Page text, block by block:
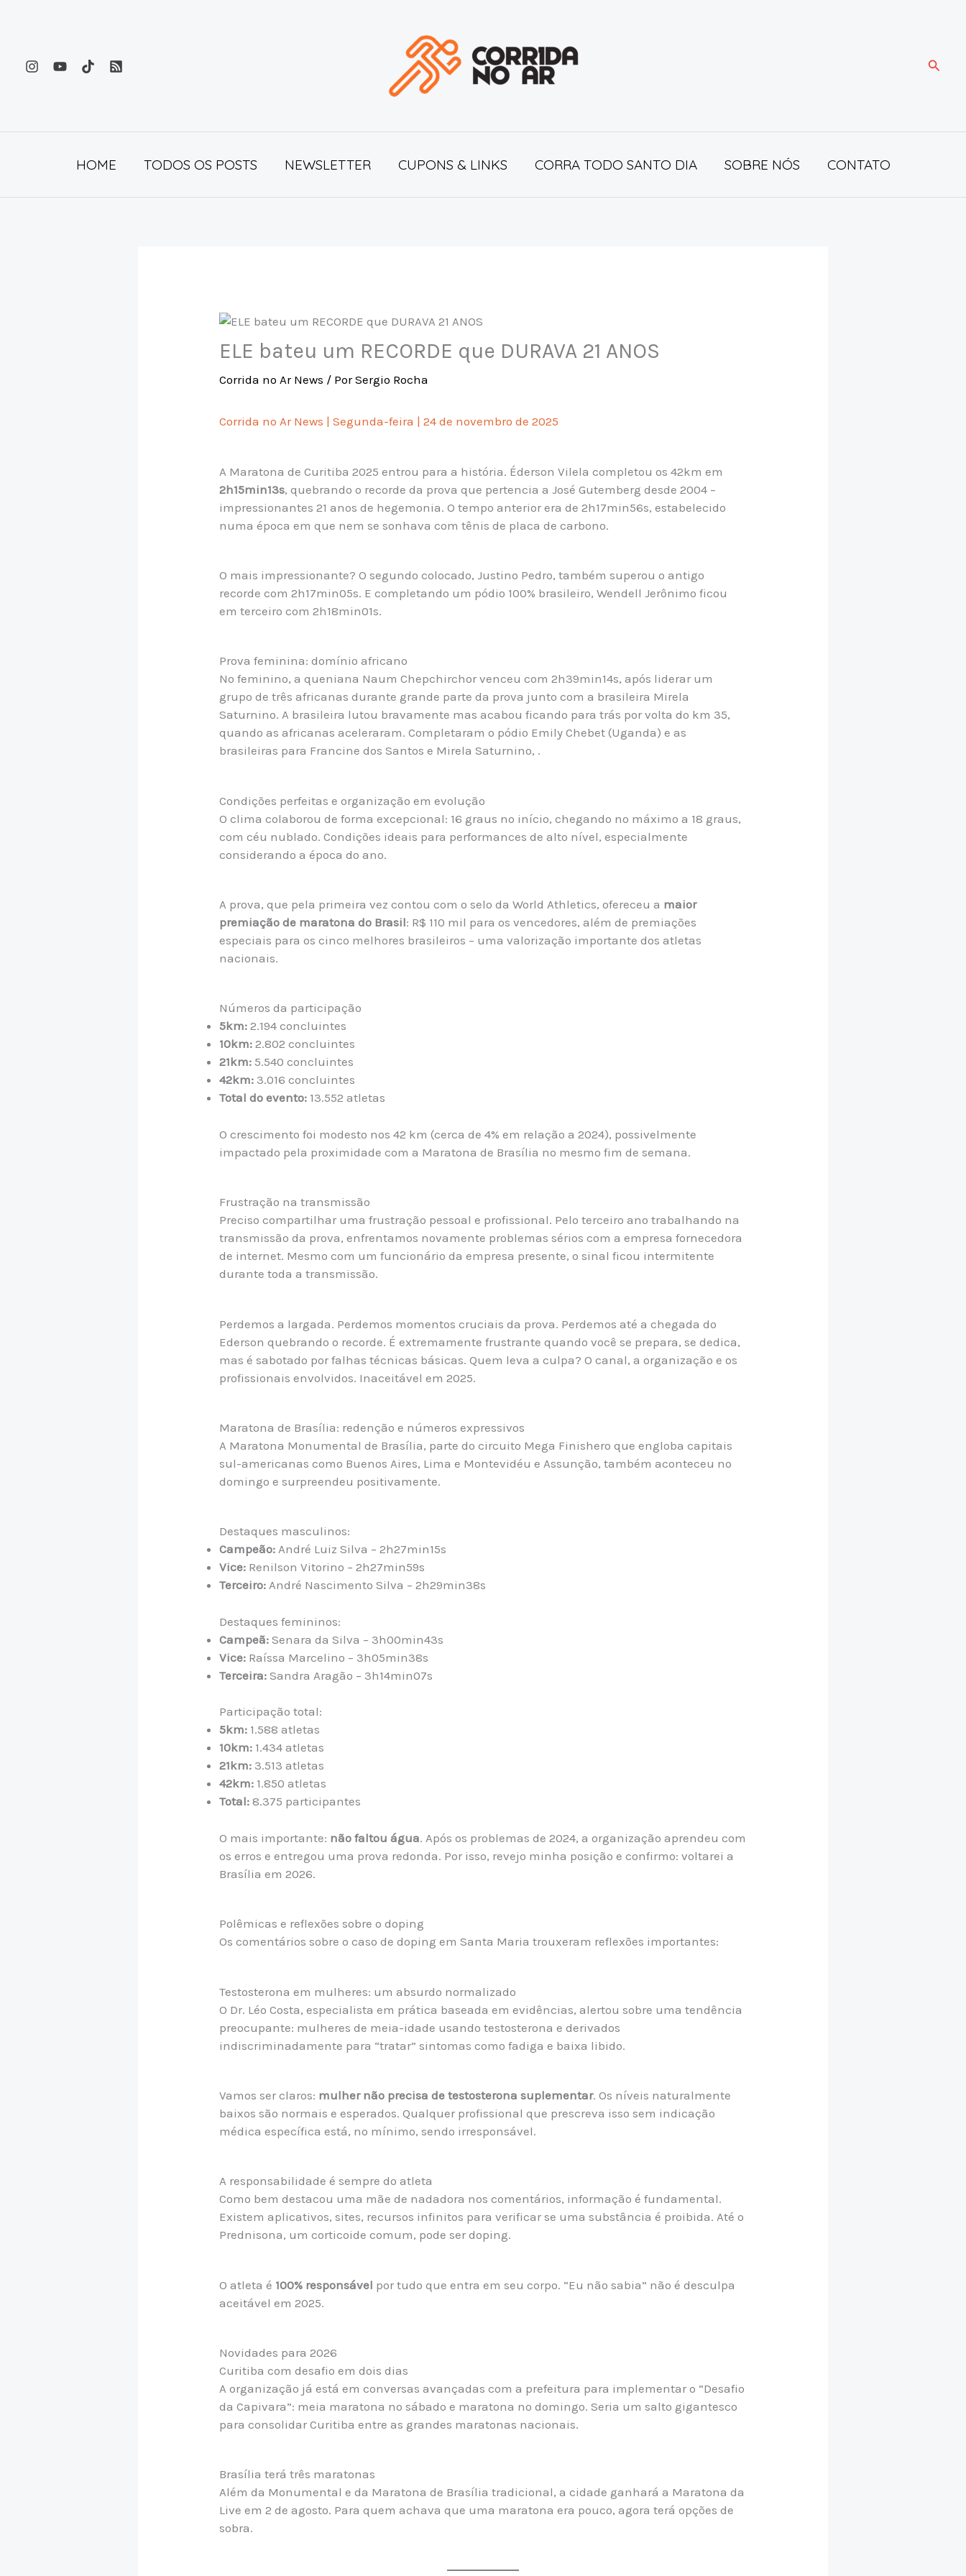
conteúdo
HOME TODOS OS POSTS NEWSLETTER CUPONS & LINKS CORRA TODO SANTO DIA SOBRE NÓS CONTATO
ELE bateu um RECORDE que DURAVA 21 ANOS
Corrida no Ar News / PorSergio Rocha
Corrida no Ar News | Segunda-feira | 24 de novembro de 2025
A Maratona de Curitiba 2025 entrou para a história. Éderson Vilela completou os 42km em
2h15min13s, quebrando o recorde da prova que pertencia a José Gutemberg desde 2004 –
impressionantes 21 anos de hegemonia. O tempo anterior era de 2h17min56s, estabelecido
numa época em que nem se sonhava com tênis de placa de carbono.
O mais impressionante? O segundo colocado, Justino Pedro, também superou o antigo
recorde com 2h17min05s. E completando um pódio 100% brasileiro, Wendell Jerônimo ficou
em terceiro com 2h18min01s.
Prova feminina: domínio africano
No feminino, a queniana Naum Chepchirchor venceu com 2h39min14s, após liderar um
grupo de três africanas durante grande parte da prova junto com a brasileira Mirela
Saturnino. A brasileira lutou bravamente mas acabou ficando para trás por volta do km 35,
quando as africanas aceleraram. Completaram o pódio Emily Chebet (Uganda) e as
brasileiras para Francine dos Santos e Mirela Saturnino, .
Condições perfeitas e organização em evolução
O clima colaborou de forma excepcional: 16 graus no início, chegando no máximo a 18 graus,
com céu nublado. Condições ideais para performances de alto nível, especialmente
considerando a época do ano.
A prova, que pela primeira vez contou com o selo da World Athletics, ofereceu a maior
premiação de maratona do Brasil: R$ 110 mil para os vencedores, além de premiações
especiais para os cinco melhores brasileiros – uma valorização importante dos atletas
nacionais.
Números da participação
5km: 2.194 concluintes
10km: 2.802 concluintes
21km: 5.540 concluintes
42km: 3.016 concluintes
Total do evento: 13.552 atletas
O crescimento foi modesto nos 42 km (cerca de 4% em relação a 2024), possivelmente
impactado pela proximidade com a Maratona de Brasília no mesmo fim de semana.
Frustração na transmissão
Preciso compartilhar uma frustração pessoal e profissional. Pelo terceiro ano trabalhando na
transmissão da prova, enfrentamos novamente problemas sérios com a empresa fornecedora
de internet. Mesmo com um funcionário da empresa presente, o sinal ficou intermitente
durante toda a transmissão.
Perdemos a largada. Perdemos momentos cruciais da prova. Perdemos até a chegada do
Ederson quebrando o recorde. É extremamente frustrante quando você se prepara, se dedica,
mas é sabotado por falhas técnicas básicas. Quem leva a culpa? O canal, a organização e os
profissionais envolvidos. Inaceitável em 2025.
Maratona de Brasília: redenção e números expressivos
A Maratona Monumental de Brasília, parte do circuito Mega Finishero que engloba capitais
sul-americanas como Buenos Aires, Lima e Montevidéu e Assunção, também aconteceu no
domingo e surpreendeu positivamente.
Destaques masculinos:
Campeão: André Luiz Silva – 2h27min15s
Vice: Renilson Vitorino – 2h27min59s
Terceiro: André Nascimento Silva – 2h29min38s
Destaques femininos:
Campeã: Senara da Silva – 3h00min43s
Vice: Raíssa Marcelino – 3h05min38s
Terceira: Sandra Aragão – 3h14min07s
Participação total:
5km: 1.588 atletas
10km: 1.434 atletas
21km: 3.513 atletas
42km: 1.850 atletas
Total: 8.375 participantes
O mais importante: não faltou água. Após os problemas de 2024, a organização aprendeu com
os erros e entregou uma prova redonda. Por isso, revejo minha posição e confirmo: voltarei a
Brasília em 2026.
Polêmicas e reflexões sobre o doping
Os comentários sobre o caso de doping em Santa Maria trouxeram reflexões importantes:
Testosterona em mulheres: um absurdo normalizado
O Dr. Léo Costa, especialista em prática baseada em evidências, alertou sobre uma tendência
preocupante: mulheres de meia-idade usando testosterona e derivados
indiscriminadamente para “tratar” sintomas como fadiga e baixa libido.
Vamos ser claros: mulher não precisa de testosterona suplementar. Os níveis naturalmente
baixos são normais e esperados. Qualquer profissional que prescreva isso sem indicação
médica específica está, no mínimo, sendo irresponsável.
A responsabilidade é sempre do atleta
Como bem destacou uma mãe de nadadora nos comentários, informação é fundamental.
Existem aplicativos, sites, recursos infinitos para verificar se uma substância é proibida. Até o
Prednisona, um corticoide comum, pode ser doping.
O atleta é 100% responsável por tudo que entra em seu corpo. “Eu não sabia” não é desculpa
aceitável em 2025.
Novidades para 2026
Curitiba com desafio em dois dias
A organização já está em conversas avançadas com a prefeitura para implementar o “Desafio
da Capivara”: meia maratona no sábado e maratona no domingo. Seria um salto gigantesco
para consolidar Curitiba entre as grandes maratonas nacionais.
Brasília terá três maratonas
Além da Monumental e da Maratona de Brasília tradicional, a cidade ganhará a Maratona da
Live em 2 de agosto. Para quem achava que uma maratona era pouco, agora terá opções de
sobra.